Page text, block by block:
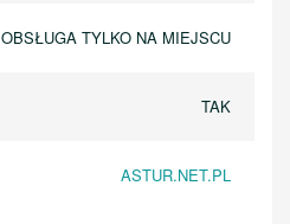
OBSŁUGA TYLKO NA MIEJSCU
TAK
ASTUR.NET.PL